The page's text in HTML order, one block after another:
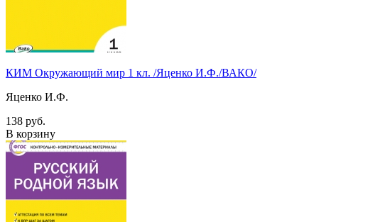
КИМ Окружающий мир 1 кл. /Яценко И.Ф./ВАКО/
Яценко И.Ф.
138 руб.
В корзину